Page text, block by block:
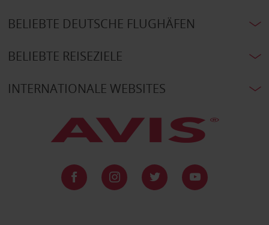
BELIEBTE DEUTSCHE FLUGHÄFEN
BELIEBTE REISEZIELE
INTERNATIONALE WEBSITES